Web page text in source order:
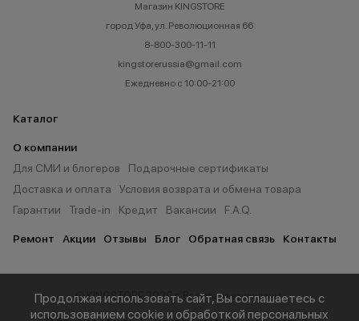
Магазин KINGSTORE
город Уфа, ул. Революционная 66
8-800-300-11-11
kingstorerussia@gmail.com
Ежедневно с 10:00-21:00
Каталог
О компании
Для СМИ и блогеров
Подарочные сертификаты
Доставка и оплата
Условия возврата и обмена товара
Гарантии
Trade-in Кредит Вакансии F.A.Q.
Ремонт Акции Отзывы Блог Обратная связь Контакты
© KINGSTORE 2026 г. Все права защищены.
Продолжая использовать сайт, Вы соглашаетесь с
использованием cookie и обработкой персональных